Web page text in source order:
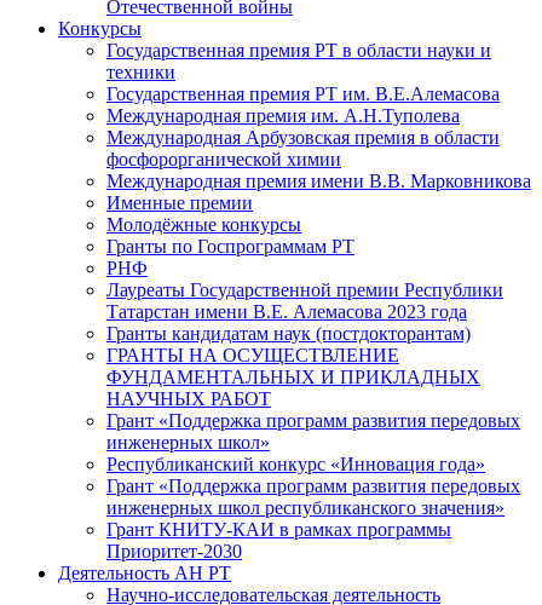
Отечественной войны
Конкурсы
Государственная премия РТ в области науки и
техники
Государственная премия РТ им. В.Е.Алемасова
Международная премия им. А.Н.Туполева
Международная Арбузовская премия в области
фосфорорганической химии
Международная премия имени В.В. Марковникова
Именные премии
Молодёжные конкурсы
Гранты по Госпрограммам РТ
РНФ
Лауреаты Государственной премии Республики
Татарстан имени В.Е. Алемасова 2023 года
Гранты кандидатам наук (постдокторантам)
ГРАНТЫ НА ОСУЩЕСТВЛЕНИЕ
ФУНДАМЕНТАЛЬНЫХ И ПРИКЛАДНЫХ
НАУЧНЫХ РАБОТ
Грант «Поддержка программ развития передовых
инженерных школ»
Республиканский конкурс «Инновация года»
Грант «Поддержка программ развития передовых
инженерных школ республиканского значения»
Грант КНИТУ-КАИ в рамках программы
Приоритет-2030
Деятельность АН РТ
Научно-исследовательская деятельность